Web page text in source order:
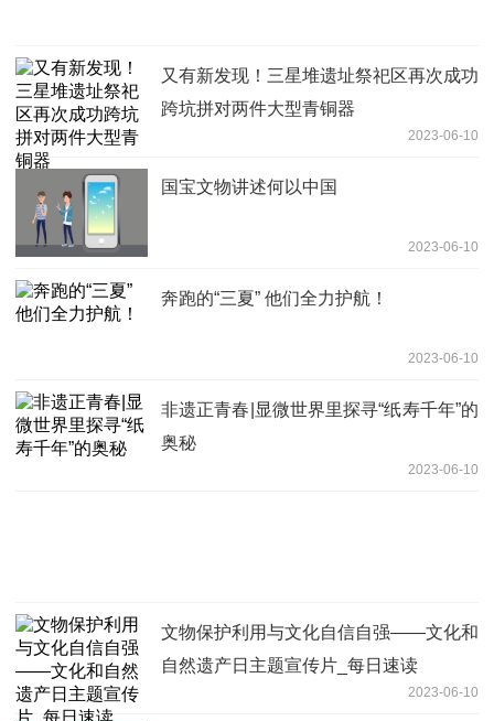
又有新发现！三星堆遗址祭祀区再次成功
跨坑拼对两件大型青铜器
2023-06-10
国宝文物讲述何以中国
2023-06-10
奔跑的“三夏” 他们全力护航！
2023-06-10
非遗正青春|显微世界里探寻“纸寿千年”的
奥秘
2023-06-10
文物保护利用与文化自信自强——文化和
自然遗产日主题宣传片_每日速读
2023-06-10